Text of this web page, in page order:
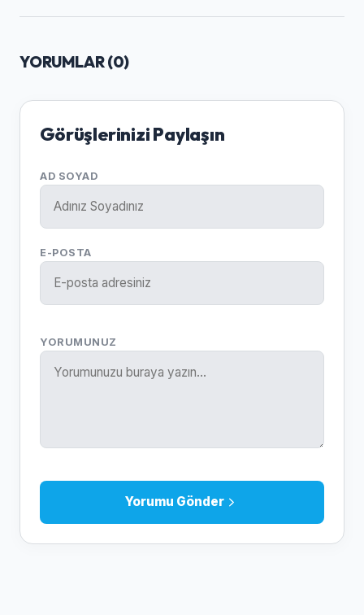
YORUMLAR (0)
Görüşlerinizi Paylaşın
AD SOYAD
E-POSTA
YORUMUNUZ
Yorumu Gönder